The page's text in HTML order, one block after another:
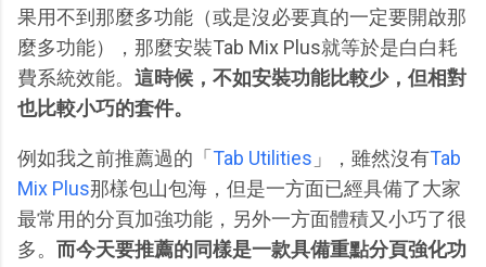
果用不到那麼多功能（或是沒必要真的一定要開啟那
麼多功能），那麼安裝Tab Mix Plus就等於是白白耗
費系統效能。 這時候，不如安裝功能比較少，但相對
也比較小巧的套件。
例如我之前推薦過的「 Tab Utilities 」，雖然沒有Tab
Mix Plus那樣包山包海，但是一方面已經具備了大家
最常用的分頁加強功能，另外一方面體積又小巧了很
多。 而今天要推薦的同樣是一款具備重點分頁強化功